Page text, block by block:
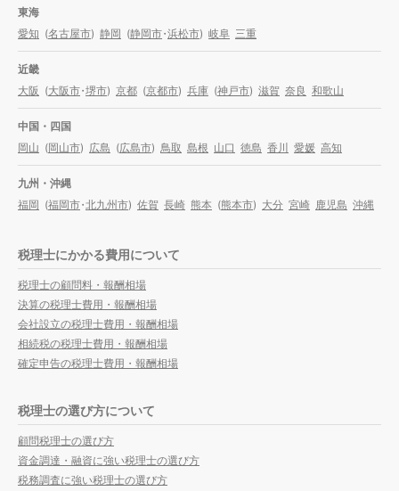
東海
愛知 (名古屋市) 静岡 (静岡市・浜松市) 岐阜 三重
近畿
大阪 (大阪市・堺市) 京都 (京都市) 兵庫 (神戸市) 滋賀 奈良 和歌山
中国・四国
岡山 (岡山市) 広島 (広島市) 鳥取 島根 山口 徳島 香川 愛媛 高知
九州・沖縄
福岡 (福岡市・北九州市) 佐賀 長崎 熊本 (熊本市) 大分 宮崎 鹿児島 沖縄
税理士にかかる費用について
税理士の顧問料・報酬相場
決算の税理士費用・報酬相場
会社設立の税理士費用・報酬相場
相続税の税理士費用・報酬相場
確定申告の税理士費用・報酬相場
税理士の選び方について
顧問税理士の選び方
資金調達・融資に強い税理士の選び方
税務調査に強い税理士の選び方